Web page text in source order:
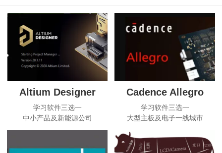
Altium Designer
学习软件三选一
中小产品及新能源公司
Cadence Allegro
学习软件三选一
大型主板及电子一线城市